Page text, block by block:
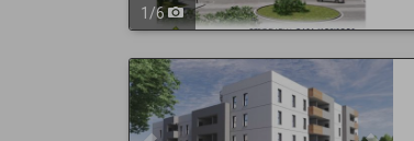
1 /6
Previous